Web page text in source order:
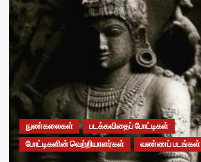
நுண்கலைகள்
படக்கவிதைப் போட்டிகள்
போட்டிகளின் வெற்றியாளர்கள்
வண்ணப் படங்கள்